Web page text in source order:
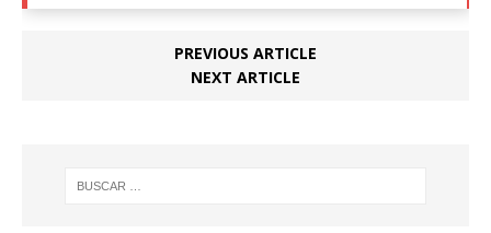
PREVIOUS ARTICLE
NEXT ARTICLE